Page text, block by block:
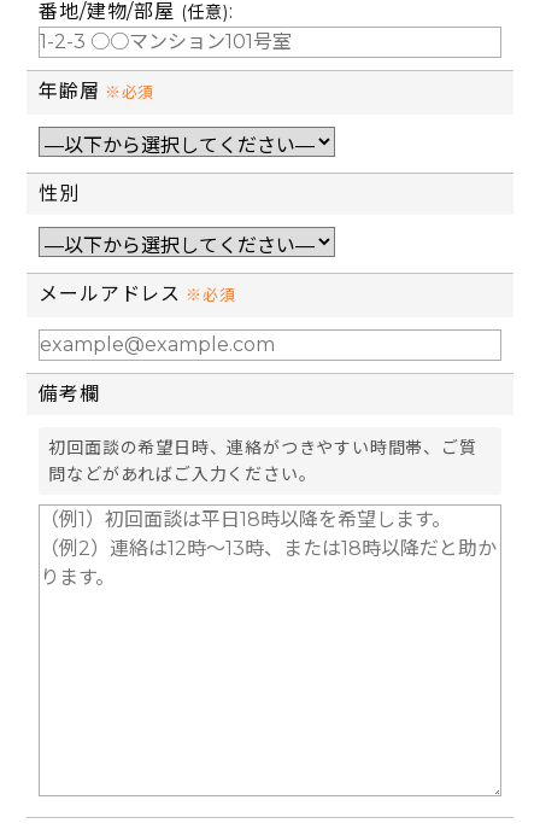
番地/建物/部屋 (任意):
年齢層 ※必須
性別
メールアドレス ※必須
備考欄
初回面談の希望日時、連絡がつきやすい時間帯、ご質
問などがあればご入力ください。